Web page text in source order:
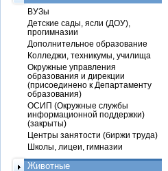
ВУЗы
Детские сады, ясли (ДОУ),
прогимназии
Дополнительное образование
Колледжи, техникумы, училища
Окружные управления
образования и дирекции
(присоединено к Департаменту
образования)
ОСИП (Окружные службы
информационной поддержки)
(закрыты)
Центры занятости (биржи труда)
Школы, лицеи, гимназии
Животные